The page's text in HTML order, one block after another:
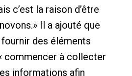
c’est la raison d’être
Il a ajouté que
des éléments
commencer à collecter
informations afin